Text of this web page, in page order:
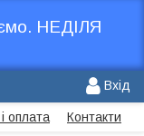
НЕДІЛЯ
Вхід
оплата Контакти